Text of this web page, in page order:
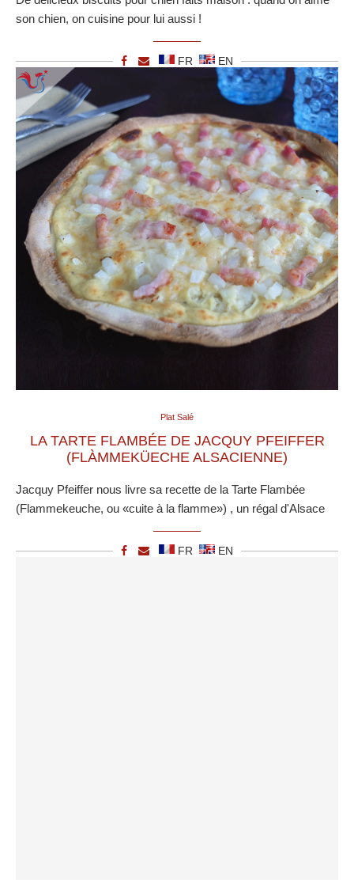
son chien, on cuisine pour lui aussi !
FR EN
Plat Salé
LA TARTE FLAMBÉE DE JACQUY PFEIFFER
(FLÀMMEKÜECHE ALSACIENNE)
Jacquy Pfeiffer nous livre sa recette de la Tarte Flambée
(Flammekeuche, ou «cuite à la flamme») , un régal d'Alsace
FR EN